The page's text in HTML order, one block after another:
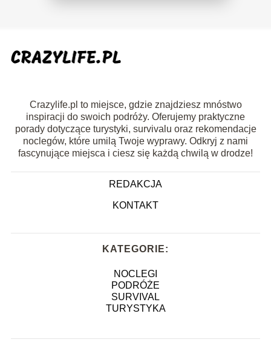
Crazylife.pl to miejsce, gdzie znajdziesz mnóstwo
inspiracji do swoich podróży. Oferujemy praktyczne
porady dotyczące turystyki, survivalu oraz rekomendacje
noclegów, które umilą Twoje wyprawy. Odkryj z nami
fascynujące miejsca i ciesz się każdą chwilą w drodze!
REDAKCJA
KONTAKT
KATEGORIE:
NOCLEGI
PODRÓŻE
SURVIVAL
TURYSTYKA